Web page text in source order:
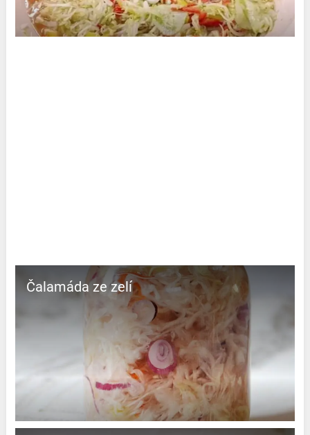
Čalamáda ze zelí